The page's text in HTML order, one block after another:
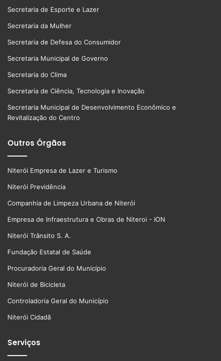
Secretaria de Esporte e Lazer
Secretaria da Mulher
Secretaria de Defesa do Consumidor
Secretaria Municipal de Governo
Secretaria do Clima
Secretaria de Ciência, Tecnologia e Inovação
Secretaria Municipal de Desenvolvimento Econômico e
Revitalização do Centro
Outros Órgãos
Niterói Empresa de Lazer e Turismo
Niterói Previdência
Companhia de Limpeza Urbana de Niterói
Empresa de Infraestrutura e Obras de Niteroi - ION
Niterói Trânsito S. A.
Fundação Estatal de Saúde
Procuradoria Geral do Município
Niterói de Bicicleta
Controladoria Geral do Município
Niterói Cidadã
Serviços